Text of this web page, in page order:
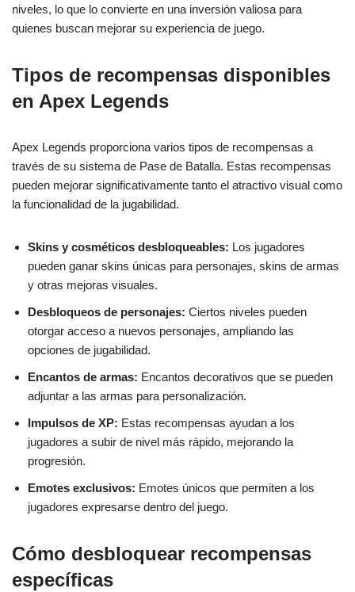
niveles, lo que lo convierte en una inversión valiosa para
quienes buscan mejorar su experiencia de juego.
Tipos de recompensas disponibles
en Apex Legends
Apex Legends proporciona varios tipos de recompensas a
través de su sistema de Pase de Batalla. Estas recompensas
pueden mejorar significativamente tanto el atractivo visual como
la funcionalidad de la jugabilidad.
Skins y cosméticos desbloqueables: Los jugadores
pueden ganar skins únicas para personajes, skins de armas
y otras mejoras visuales.
Desbloqueos de personajes: Ciertos niveles pueden
otorgar acceso a nuevos personajes, ampliando las
opciones de jugabilidad.
Encantos de armas: Encantos decorativos que se pueden
adjuntar a las armas para personalización.
Impulsos de XP: Estas recompensas ayudan a los
jugadores a subir de nivel más rápido, mejorando la
progresión.
Emotes exclusivos: Emotes únicos que permiten a los
jugadores expresarse dentro del juego.
Cómo desbloquear recompensas
específicas